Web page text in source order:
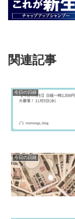
関連記事
今日の日経
今日の日経